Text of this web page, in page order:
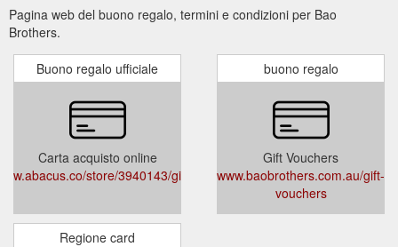
Pagina web del buono regalo, termini e condizioni per Bao
Brothers.
Buono regalo ufficiale
Carta acquisto online
w.abacus.co/store/3940143/giftcards
buono regalo
Gift Vouchers
www.baobrothers.com.au/gift-
vouchers
Regione card